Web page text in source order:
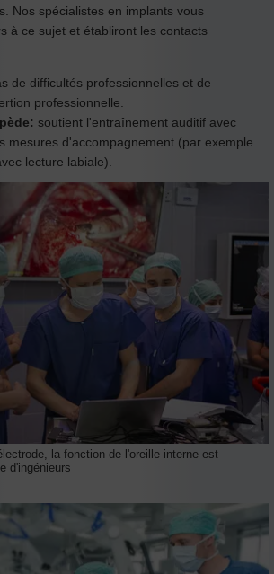
Nos spécialistes en implants vous
à ce sujet et établiront les contacts
de difficultés professionnelles et de
professionnelle.
soutient l'entraînement auditif avec
mesures d'accompagnement (par exemple
lecture labiale).
la fonction de l'oreille interne est
d'ingénieurs